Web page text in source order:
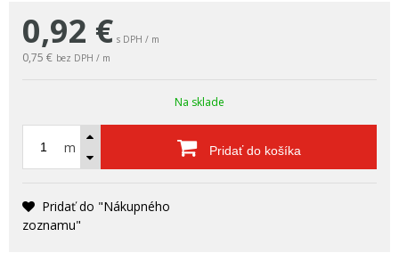
0,92 € s DPH / m
0,75 € bez DPH / m
Na sklade
m Pridať do košíka
Pridať do "Nákupného
zoznamu"